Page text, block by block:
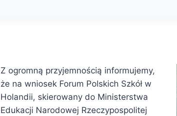
Z ogromną przyjemnością informujemy,
że na wniosek Forum Polskich Szkół w
Holandii, skierowany do Ministerstwa
Edukacji Narodowej Rzeczypospolitej